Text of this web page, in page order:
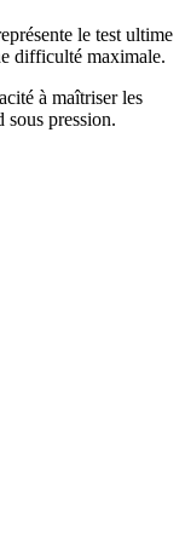
le test ultime
difficulté maximale.
à maîtriser les
sous pression.